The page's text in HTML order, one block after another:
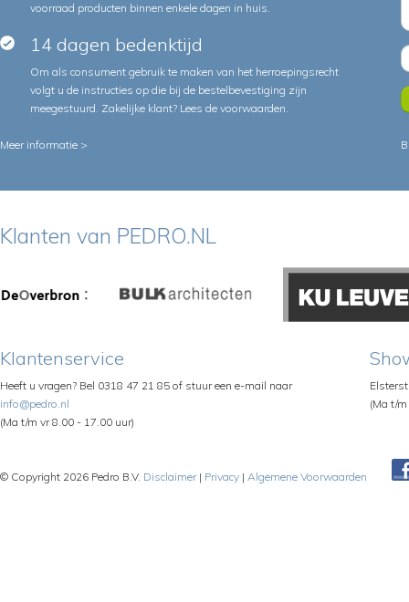
voorraad producten binnen enkele dagen in huis.
14 dagen bedenktijd
Om als consument gebruik te maken van het herroepingsrecht
volgt u de instructies op die bij de bestelbevestiging zijn
meegestuurd. Zakelijke klant? Lees de voorwaarden.
Meer informatie >
Klanten van PEDRO.NL
Klantenservice
Heeft u vragen? Bel 0318 47 21 85 of stuur een e-mail naar
info@pedro.nl
(Ma t/m vr 8.00 - 17.00 uur)
(Ma t/
© Copyright 2026 Pedro B.V. Disclaimer| Privacy | Algemene Voorwaarden